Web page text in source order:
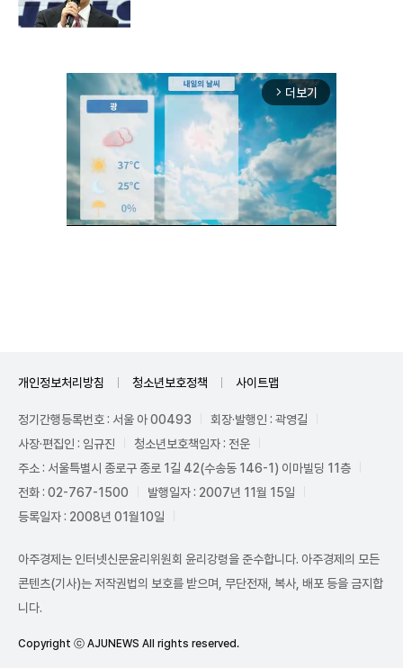
arrow_forward_ios 더보기
개인정보처리방침 청소년보호정책 사이트맵
정기간행등록번호 : 서울 아 00493
회장·발행인 : 곽영길
사장·편집인 : 임규진
청소년보호책임자 : 전운
주소 : 서울특별시 종로구 종로 1길 42(수송동 146-1) 이마빌딩 11층
전화 : 02-767-1500
발행일자 : 2007년 11월 15일
등록일자 : 2008년 01월10일
아주경제는 인터넷신문윤리위원회 윤리강령을 준수합니다. 아주경제의 모든
콘텐츠(기사)는 저작권법의 보호를 받으며, 무단전재, 복사, 배포 등을 금지합
니다.
Copyright ⓒ AJUNEWS All rights reserved.